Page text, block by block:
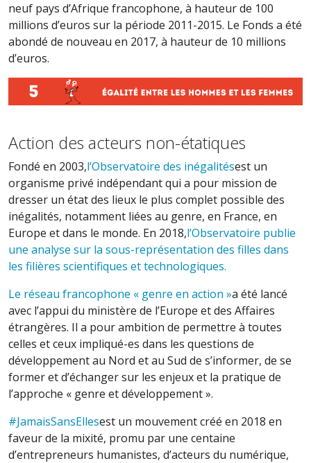
neuf pays d’Afrique francophone, à hauteur de 100
millions d’euros sur la période 2011-2015. Le Fonds a été
abondé de nouveau en 2017, à hauteur de 10 millions
d’euros.
Action des acteurs non-étatiques
Fondé en 2003,l’Observatoire des inégalitésest un
organisme privé indépendant qui a pour mission de
dresser un état des lieux le plus complet possible des
inégalités, notamment liées au genre, en France, en
Europe et dans le monde. En 2018,l’Observatoire publie
une analyse sur la sous-représentation des filles dans
les filières scientifiques et technologiques.
Le réseau francophone « genre en action »a été lancé
avec l’appui du ministère de l’Europe et des Affaires
étrangères. Il a pour ambition de permettre à toutes
celles et ceux impliqué-es dans les questions de
développement au Nord et au Sud de s’informer, de se
former et d’échanger sur les enjeux et la pratique de
l’approche « genre et développement ».
#JamaisSansEllesest un mouvement créé en 2018 en
faveur de la mixité, promu par une centaine
d’entrepreneurs humanistes, d’acteurs du numérique,